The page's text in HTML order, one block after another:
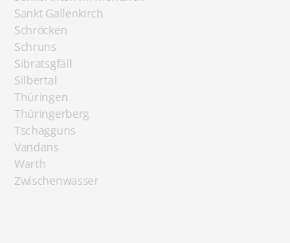
Sankt Gallenkirch
Schröcken
Schruns
Sibratsgfäll
Silbertal
Thüringen
Thüringerberg
Tschagguns
Vandans
Warth
Zwischenwasser